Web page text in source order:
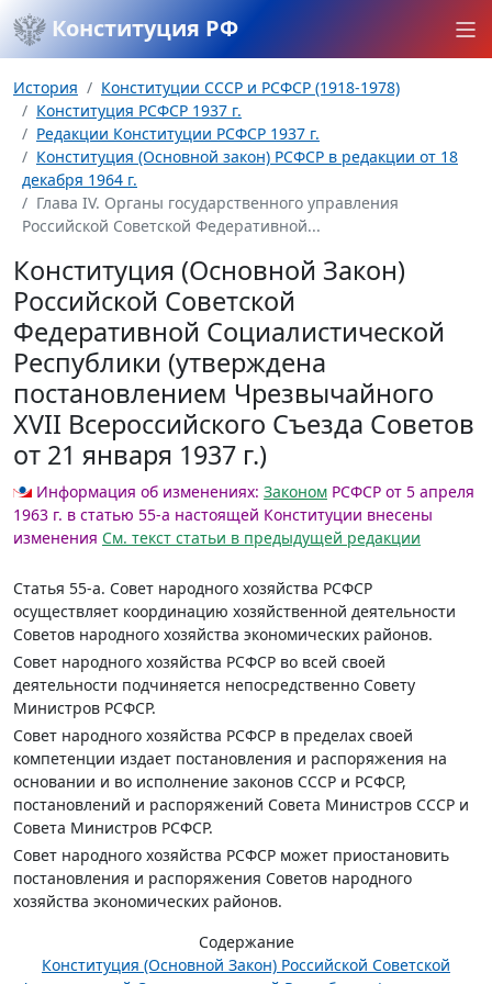
Конституция РФ
История
Конституции СССР и РСФСР (1918-1978)
Конституция РСФСР 1937 г.
Редакции Конституции РСФСР 1937 г.
Конституция (Основной закон) РСФСР в редакции от 18
декабря 1964 г.
Глава IV. Органы государственного управления
Российской Советской Федеративной...
Конституция (Основной Закон)
Российской Советской
Федеративной Социалистической
Республики (утверждена
постановлением Чрезвычайного
XVII Всероссийского Съезда Советов
от 21 января 1937 г.)
Информация об изменениях: Законом РСФСР от 5 апреля
1963 г. в статью 55-а настоящей Конституции внесены
изменения См. текст статьи в предыдущей редакции
Статья 55-а. Совет народного хозяйства РСФСР
осуществляет координацию хозяйственной деятельности
Советов народного хозяйства экономических районов.
Совет народного хозяйства РСФСР во всей своей
деятельности подчиняется непосредственно Совету
Министров РСФСР.
Совет народного хозяйства РСФСР в пределах своей
компетенции издает постановления и распоряжения на
основании и во исполнение законов СССР и РСФСР,
постановлений и распоряжений Совета Министров СССР и
Совета Министров РСФСР.
Совет народного хозяйства РСФСР может приостановить
постановления и распоряжения Советов народного
хозяйства экономических районов.
Содержание
Конституция (Основной Закон) Российской Советской